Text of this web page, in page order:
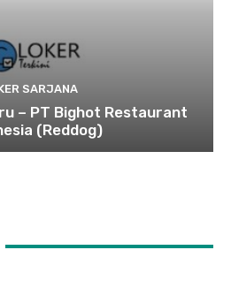
SARJANA
– PT Bighot Restaurant
(Reddog)